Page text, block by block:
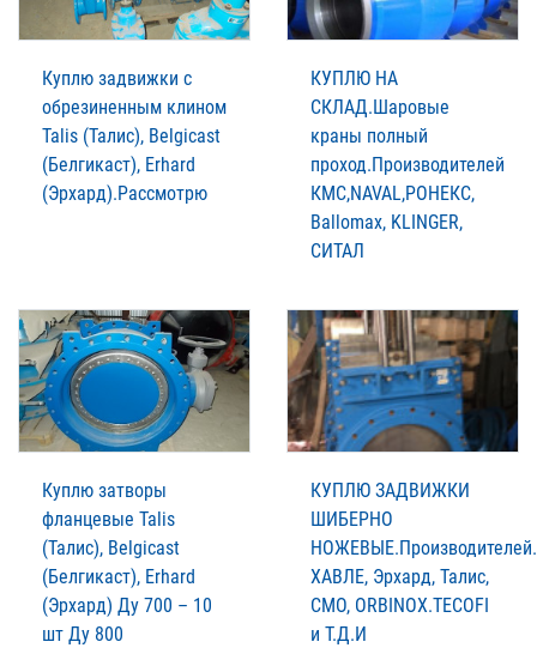
Куплю задвижки с
обрезиненным клином
Talis (Талис), Belgicast
(Белгикаст), Erhard
(Эрхард).Рассмотрю
КУПЛЮ НА
СКЛАД.Шаровые
краны полный
проход.Производителей
КМС,NAVAL,РОНЕКС,
Ballomax, KLINGER,
СИТАЛ
Куплю затворы
фланцевые Talis
(Талис), Belgicast
(Белгикаст), Erhard
(Эрхард) Ду 700 – 10
шт Ду 800
КУПЛЮ ЗАДВИЖКИ
ШИБЕРНО
XАВЛЕ, Эрхард, Талис,
СМО, ORBINOX.TECOFI
и Т.Д.И